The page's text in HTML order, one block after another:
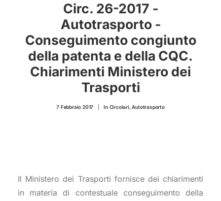
UNISCITI A NOI
CONVENZIONI
ASSOCIAZIONI TERRITORIALI
Circ. 26-2017 -
Autotrasporto -
Conseguimento congiunto
della patenta e della CQC.
Chiarimenti Ministero dei
Trasporti
7 Febbraio 2017 In Circolari,Autotrasporto
Il Ministero dei Trasporti fornisce dei chiarimenti
in materia di contestuale conseguimento della